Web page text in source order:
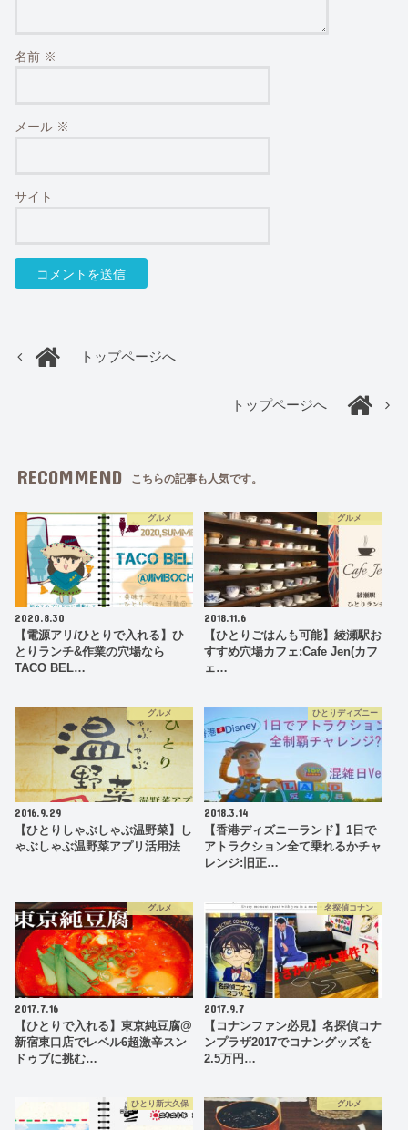
名前 ※
メール ※
サイト
トップページへ
トップページへ
RECOMMEND こちらの記事も人気です。
グルメ
2020.8.30
【電源アリ/ひとりで入れる】ひ
とりランチ&作業の穴場なら
TACO BEL…
グルメ
2018.11.6
【ひとりごはんも可能】綾瀬駅お
すすめ穴場カフェ:Cafe Jen(カフ
ェ…
グルメ
2016.9.29
【ひとりしゃぶしゃぶ温野菜】し
ゃぶしゃぶ温野菜アプリ活用法
ひとりディズニー
2018.3.14
【香港ディズニーランド】1日で
アトラクション全て乗れるかチャ
レンジ:旧正…
グルメ
2017.7.16
【ひとりで入れる】東京純豆腐@
新宿東口店でレベル6超激辛スン
ドゥブに挑む…
名探偵コナン
2017.9.7
【コナンファン必見】名探偵コナ
ンプラザ2017でコナングッズを
2.5万円…
ひとり新大久保 グルメ